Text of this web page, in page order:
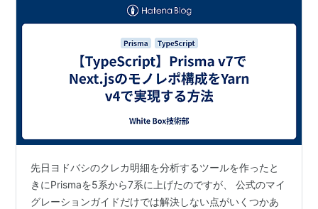
先日ヨドバシのクレカ明細を分析するツールを作ったと
きにPrismaを5系から7系に上げたのですが、 公式のマイ
グレーションガイドだけでは解決しない点がいくつかあ